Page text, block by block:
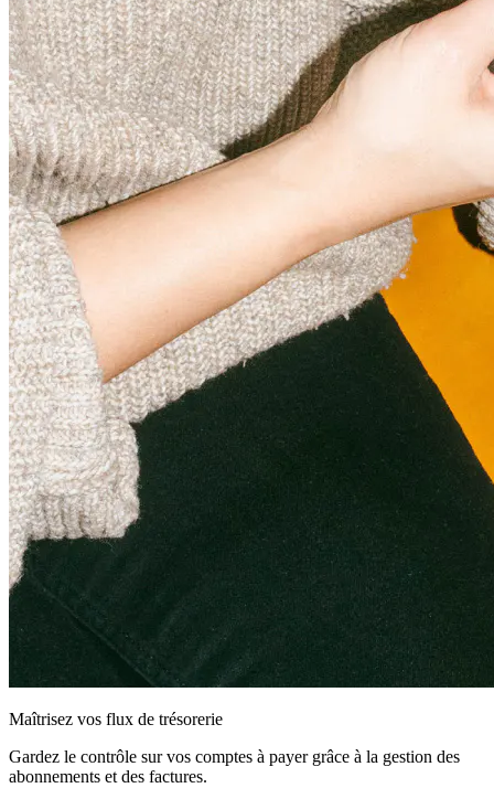
Maîtrisez vos flux de trésorerie
Gardez le contrôle sur vos comptes à payer grâce à la gestion des
abonnements et des factures.